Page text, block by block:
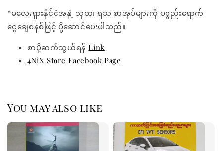
*မလေးရှားနိုင်ငံအနှံ့ သုတ၊ ရသ စာအုပ်များကို ပစ္စည်းရောက်
ငွေချေစနစ်ဖြင့် ပို့ဆောင်ပေးပါသည်။
စာပို့ဆက်သွယ်ရန်Link
4NiX Store Facebook Page
You may also like